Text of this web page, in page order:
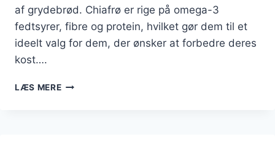
af grydebrød. Chiafrø er rige på omega-3
fedtsyrer, fibre og protein, hvilket gør dem til et
ideelt valg for dem, der ønsker at forbedre deres
kost….
LÆS MEREGRYDEBRØD